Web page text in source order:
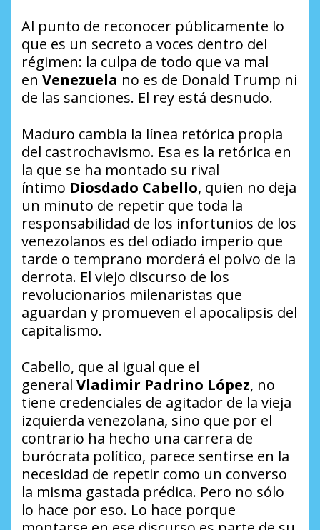
Al punto de reconocer públicamente lo
que es un secreto a voces dentro del
régimen: la culpa de todo que va mal
en Venezuela no es de Donald Trump ni
de las sanciones. El rey está desnudo.
Maduro cambia la línea retórica propia
del castrochavismo. Esa es la retórica en
la que se ha montado su rival
íntimo Diosdado Cabello, quien no deja
un minuto de repetir que toda la
responsabilidad de los infortunios de los
venezolanos es del odiado imperio que
tarde o temprano morderá el polvo de la
derrota. El viejo discurso de los
revolucionarios milenaristas que
aguardan y promueven el apocalipsis del
capitalismo.
Cabello, que al igual que el
general Vladimir Padrino López, no
tiene credenciales de agitador de la vieja
izquierda venezolana, sino que por el
contrario ha hecho una carrera de
burócrata político, parece sentirse en la
necesidad de repetir como un converso
la misma gastada prédica. Pero no sólo
lo hace por eso. Lo hace porque